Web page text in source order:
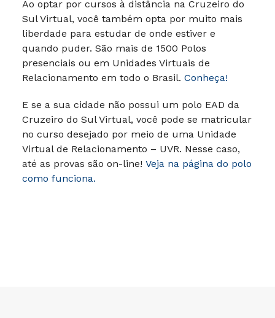
Ao optar por cursos à distância na Cruzeiro do
Sul Virtual, você também opta por muito mais
liberdade para estudar de onde estiver e
quando puder. São mais de 1500 Polos
presenciais ou em Unidades Virtuais de
Relacionamento em todo o Brasil. Conheça!
E se a sua cidade não possui um polo EAD da
Cruzeiro do Sul Virtual, você pode se matricular
no curso desejado por meio de uma Unidade
Virtual de Relacionamento – UVR. Nesse caso,
até as provas são on-line! Veja na página do polo
como funciona.